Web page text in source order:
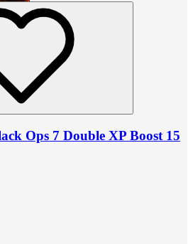
Ops 7 Double XP Boost 15